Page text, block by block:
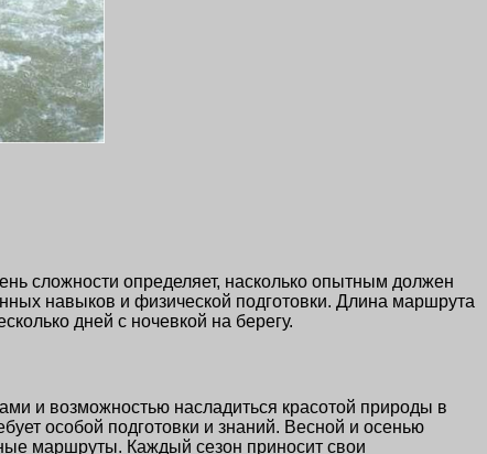
сложности определяет, насколько опытным должен
навыков и физической подготовки. Длина маршрута
дней с ночевкой на берегу.
и возможностью насладиться красотой природы в
особой подготовки и знаний. Весной и осенью
маршруты. Каждый сезон приносит свои